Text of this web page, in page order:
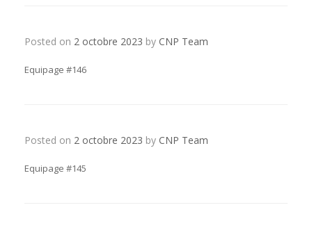
Posted on 2 octobre 2023 by CNP Team
Equipage #146
Posted on 2 octobre 2023 by CNP Team
Equipage #145